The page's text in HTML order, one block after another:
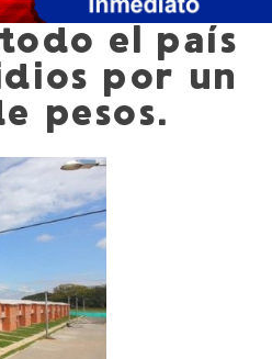
el país
por un
pesos.